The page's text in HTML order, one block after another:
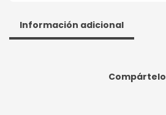
Información adicional
Compártelo